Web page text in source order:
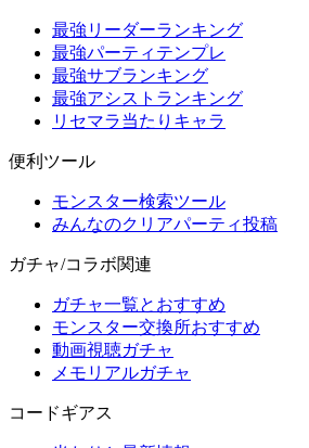
最強リーダーランキング
最強パーティテンプレ
最強サブランキング
最強アシストランキング
リセマラ当たりキャラ
便利ツール
モンスター検索ツール
みんなのクリアパーティ投稿
ガチャ/コラボ関連
ガチャ一覧とおすすめ
モンスター交換所おすすめ
動画視聴ガチャ
メモリアルガチャ
コードギアス